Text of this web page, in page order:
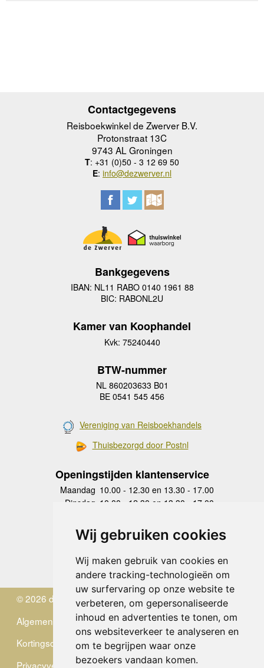
Wij gebruiken cookies
Wij maken gebruik van cookies en
andere tracking-technologieën om
uw surfervaring op onze website te
verbeteren, om gepersonaliseerde
inhoud en advertenties te tonen, om
ons websiteverkeer te analyseren en
om te begrijpen waar onze
bezoekers vandaan komen.
Contactgegevens
Reisboekwinkel de Zwerver B.V.
Protonstraat 13C
9743 AL Groningen
T: +31 (0)50 - 3 12 69 50
E: info@dezwerver.nl
Bankgegevens
IBAN: NL11 RABO 0140 1961 88
BIC: RABONL2U
Kamer van Koophandel
Kvk: 75240440
BTW-nummer
NL 860203633 B01
BE 0541 545 456
Vereniging van Reisboekhandels
Thuisbezorgd door Postnl
Openingstijden klantenservice
Maandag 10.00 - 12.30 en 13.30 - 17.00
Dinsdag 10.00 - 12.30 en 13.30 - 17.00
Donderdag
10.00 - 12.30 en 13.30 - 17.00
Vrijdag 10.00 - 12.30 en 13.30 - 17.00
Zaterdag
gesloten
Zondag
gesloten
© 2026 de Zwerver
Algemene Voorwaarden
Kortingscode
Privacyverklaring